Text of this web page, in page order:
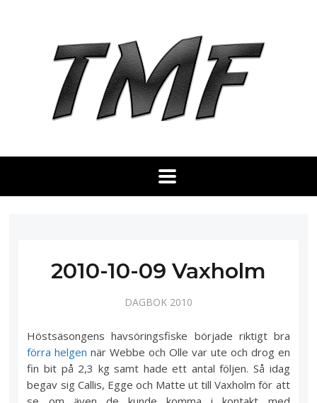
2010-10-09 Vaxholm
DAGBOK 2010
Höstsäsongens havsöringsfiske började riktigt bra
förra helgen när Webbe och Olle var ute och drog en
fin bit på 2,3 kg samt hade ett antal följen. Så idag
begav sig Callis, Egge och Matte ut till Vaxholm för att